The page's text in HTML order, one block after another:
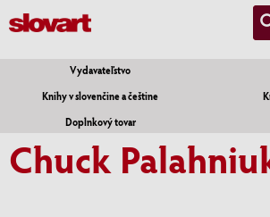
Vydavateľstvo
Knihy v slovenčine a češtine
Doplnkový tovar
Chuck